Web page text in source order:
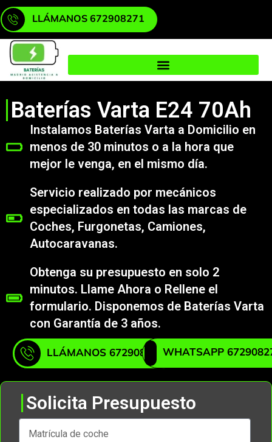
LLÁMANOS 672908271
Baterías Varta E24 70Ah
Instalamos Baterías Varta a Domicilio en
menos de 30 minutos o a la hora que
mejor le venga, en el mismo día.
Servicio realizado por mecánicos
especializados en todas las marcas de
Coches, Furgonetas, Camiones,
Autocaravanas.
Obtenga su presupuesto en solo 2
minutos. Llame Ahora o Rellene el
formulario. Disponemos de Baterías Varta
con Garantía de 3 años.
LLÁMANOS 672908271WHATSAPP
Solicita Presupuesto